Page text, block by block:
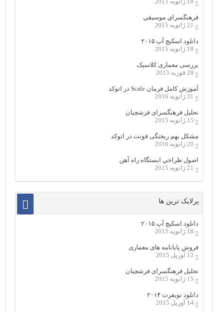
فرهنگسراي موسيقي
21 ژانویه 2015
دانلود اسکیچ آپ ۲۰۱۵
18 ژانویه 2015
بررسی معماری کلاسیک
28 فوریه 2015
آموزش کامل فرمان Scale در اتوکد
31 ژانویه 2016
تحلیل فرهنگسرای فرشچیان
15 ژانویه 2015
مشکل بهم ریختگی فونت در اتوکد
20 ژانویه 2016
اصول طراحي ایستگاه راه آهن
21 ژانویه 2015
پرلایک ترین ها
دانلود اسکیچ آپ ۲۰۱۵
18 ژانویه 2015
فروش پایانامه های معماری
12 آوریل 2015
تحلیل فرهنگسرای فرشچیان
15 ژانویه 2015
دانلود نویفرت ۲۰۱۴
14 آوریل 2015